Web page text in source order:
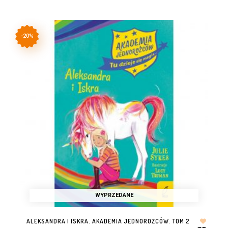
WYPRZEDANE
-20%
ALEKSANDRA I ISKRA. AKADEMIA JEDNOROŻCÓW. TOM 2